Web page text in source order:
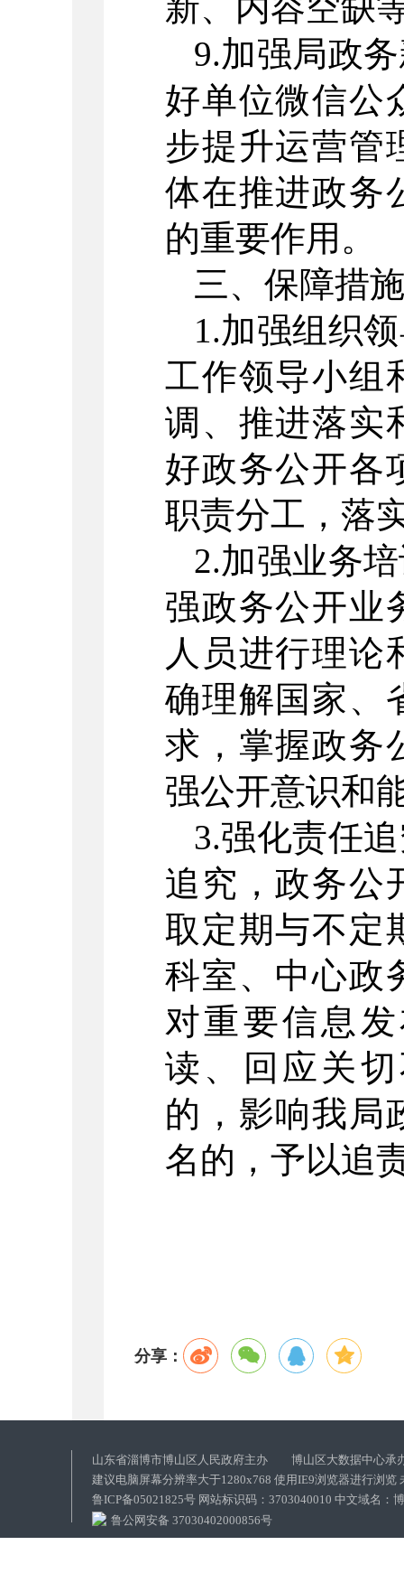
9.加强局政
好单位微信公
步提升运营管
体在推进政务
的重要作用。
三、保障措施
1.加强组织
工作领导小组
调、推进落实
好政务公开各
职责分工，落
2.加强业务
强政务公开业
人员进行理论
确理解国家、
求，掌握政务
强公开意识和
3.强化责任
追究，政务公
取定期与不定
科室、中心政
对重要信息
读、回应关
的，影响我局
名的，予以追
分享：
山东省淄博市博山区人民政府主办 博山区大数据中心承
建议电脑屏幕分辨率大于1280x768 使用IE9浏览器进行浏览
鲁ICP备05021825号 网站标识码：3703040010 中文域名：
鲁公网安备 37030402000856号